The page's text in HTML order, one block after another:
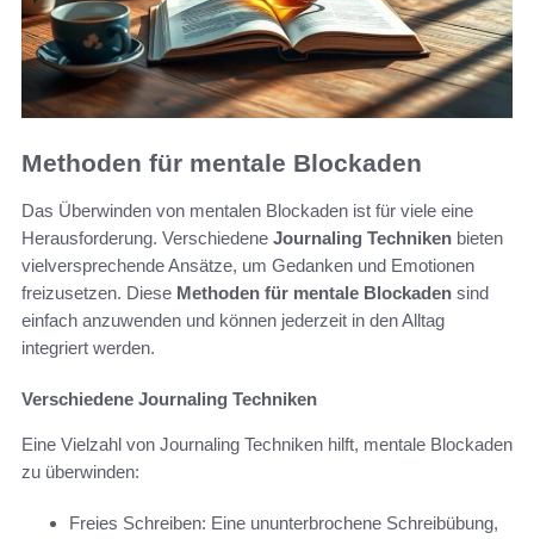
Methoden für mentale Blockaden
Das Überwinden von mentalen Blockaden ist für viele eine
Herausforderung. Verschiedene Journaling Techniken bieten
vielversprechende Ansätze, um Gedanken und Emotionen
freizusetzen. Diese Methoden für mentale Blockaden sind
einfach anzuwenden und können jederzeit in den Alltag
integriert werden.
Verschiedene Journaling Techniken
Eine Vielzahl von Journaling Techniken hilft, mentale Blockaden
zu überwinden:
Freies Schreiben: Eine ununterbrochene Schreibübung,